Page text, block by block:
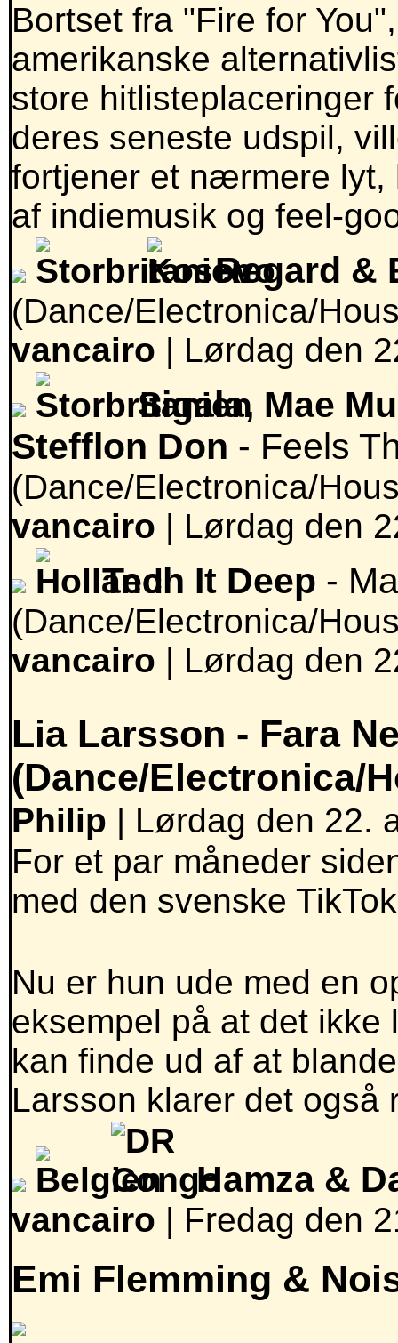
Bortset fra "Fire for
amerikanske
store hitlisteplaceringer
deres seneste udspil,
fortjener et nærmere lyt,
af indiemusik og feel-
Regard &
(Dance/Electronica/
vancairo | Lørdag den
Sigala, Mae
Stefflon Don - Feels
(Dance/Electronica/
vancairo | Lørdag den
Tech It Deep -
(Dance/Electronica/
vancairo | Lørdag den
Lia Larsson - Fara
(Dance/Electronica/
Philip | Lørdag den 22.
For et par måneder
med den svenske
Nu er hun ude med en
eksempel på at det
kan finde ud af at
Larsson klarer det også
Hamza &
vancairo | Fredag den
Emi Flemming &